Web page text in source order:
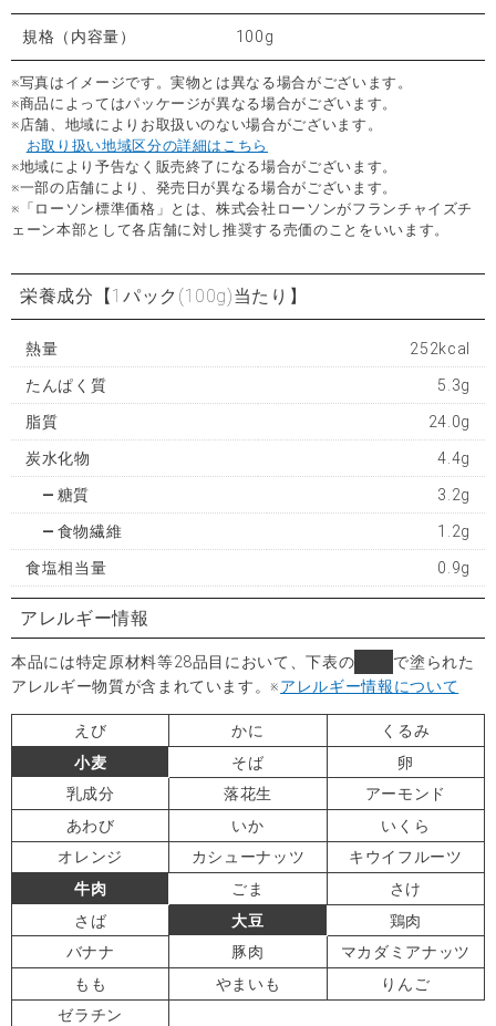
規格（内容量） 100g
※写真はイメージです。実物とは異なる場合がございます。
※商品によってはパッケージが異なる場合がございます。
※店舗、地域によりお取扱いのない場合がございます。
お取り扱い地域区分の詳細はこちら
※地域により予告なく販売終了になる場合がございます。
※一部の店舗により、発売日が異なる場合がございます。
※「ローソン標準価格」とは、株式会社ローソンがフランチャイズチ
ェーン本部として各店舗に対し推奨する売価のことをいいます。
栄養成分 【1パック(100g)当たり】
熱量 252kcal
たんぱく質 5.3g
脂質 24.0g
炭水化物 4.4g
糖質 3.2g
食物繊維 1.2g
食塩相当量 0.9g
アレルギー情報
本品には特定原材料等28品目において、下表の
で塗られた
アレルギー物質が含まれています。※アレルギー情報について
えび かに
くるみ
小麦
そば
卵
乳成分
落花生
アーモンド
あわび
いか
いくら
オレンジ
カシューナッツ
キウイフルーツ
牛肉
ごま
さけ
さば
大豆
鶏肉
バナナ
豚肉
マカダミアナッツ
もも
やまいも
りんご
ゼラチン